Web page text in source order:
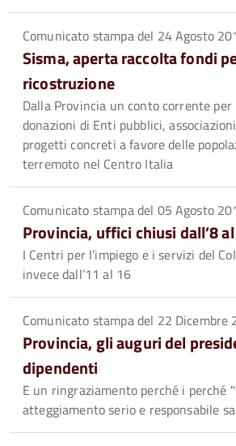
Comunicato stampa del 24 Agosto
Sisma, aperta raccolta fondi
ricostruzione
Dalla Provincia un conto corrente
donazioni di Enti pubblici,
progetti concreti a favore delle
terremoto nel Centro Italia
Comunicato stampa del 05 Agosto
Provincia, uffici chiusi dall’8
I Centri per l’impiego e i servizi del
invece dall’11 al 16
Comunicato stampa del 22 Dicembre
Provincia, gli auguri del
dipendenti
E un ringraziamento perché i perché
atteggiamento serio e responsabile